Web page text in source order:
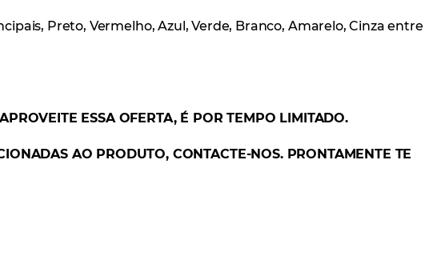
Preto, Vermelho, Azul, Verde, Branco, Amarelo, Cinza entre
ESSA OFERTA, É POR TEMPO LIMITADO.
AO PRODUTO, CONTACTE-NOS. PRONTAMENTE TE